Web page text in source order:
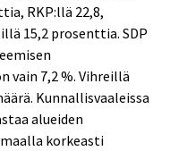
RKP:llä 22,8,
15,2 prosenttia. SDP
7,2 %. Vihreillä
Kunnallisvaaleissa
alueiden
korkeasti